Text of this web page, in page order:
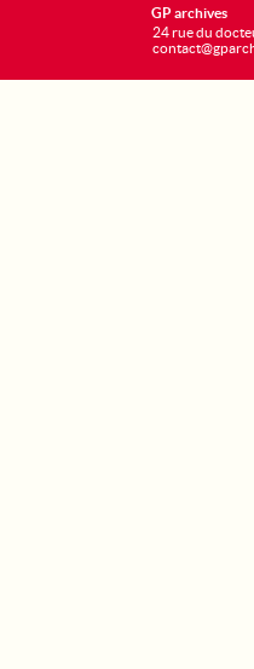
GP archives
24 rue du